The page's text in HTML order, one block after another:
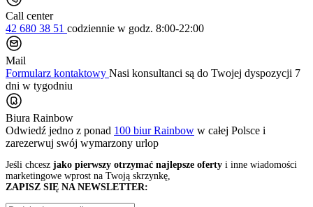
Call center
42 680 38 51 codziennie w godz. 8:00-22:00
Mail
Formularz kontaktowy Nasi konsultanci są do Twojej dyspozycji 7
dni w tygodniu
Biura Rainbow
Odwiedź jedno z ponad 100 biur Rainbow w całej Polsce i
zarezerwuj swój wymarzony urlop
Jeśli chcesz jako pierwszy otrzymać najlepsze oferty i inne wiadomości
marketingowe wprost na Twoją skrzynkę,
ZAPISZ SIĘ NA NEWSLETTER: